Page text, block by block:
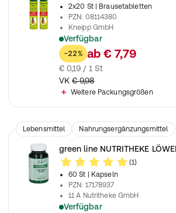
2x20 St
| Brausetabletten
PZN: 08114380
Kneipp GmbH
Verfügbar
Nahrungsergänzungsmittel mit
-22% ab € 7,79
€ 0,19 / 1 St
VK € 9,98
Weitere Packungsgrößen
Lebensmittel Nahrungsergänzungsmittel
green line NUTRITHEKE
(1)
60 St
| Kapseln
PZN: 17178937
11 A Nutritheke GmbH
Verfügbar